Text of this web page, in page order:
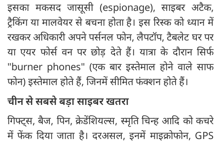
इसका मकसद जासूसी (espionage), साइबर अटैक,
ट्रैकिंग या मालवेयर से बचना होता है। इस रिस्क को ध्यान में
रखकर अधिकारी अपने पर्सनल फोन, लैपटॉप, टैबलेट घर पर
या एयर फोर्स वन पर छोड़ देते हैं। यात्रा के दौरान सिर्फ
"burner phones" (एक बार इस्तेमाल होने वाले साफ
फोन) इस्तेमाल होते हैं, जिनमें सीमित फंक्शन होते हैं।
चीन से सबसे बड़ा साइबर खतरा
गिफ्ट्स, बैज, पिन, क्रेडेंशियल्स, स्मृति चिन्ह आदि को कचरे
में फेंक दिया जाता है। दरअसल, इनमें माइक्रोफोन, GPS